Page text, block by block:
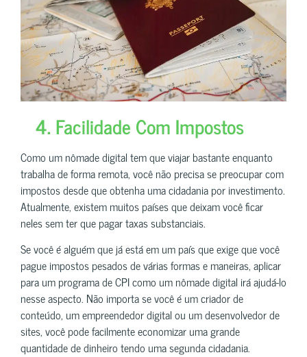
4. Facilidade Com Impostos
Como um nômade digital tem que viajar bastante enquanto
trabalha de forma remota, você não precisa se preocupar com
impostos desde que obtenha uma cidadania por investimento.
Atualmente, existem muitos países que deixam você ficar
neles sem ter que pagar taxas substanciais.
Se você é alguém que já está em um país que exige que você
pague impostos pesados de várias formas e maneiras, aplicar
para um programa de CPI como um nômade digital irá ajudá-lo
nesse aspecto. Não importa se você é um criador de
conteúdo, um empreendedor digital ou um desenvolvedor de
sites, você pode facilmente economizar uma grande
quantidade de dinheiro tendo uma segunda cidadania.